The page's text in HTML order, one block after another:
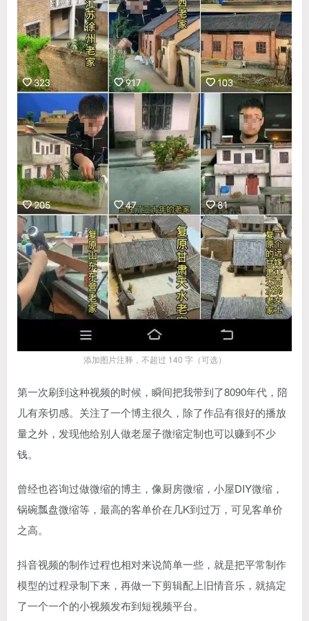
添加图片注释，不超过 140 字（可选）
第一次刷到这种视频的时候，瞬间把我带到了8090年代，陪
儿有亲切感。关注了一个博主很久，除了作品有很好的播放
量之外，发现他给别人做老屋子微缩定制也可以赚到不少
钱。
曾经也咨询过做微缩的博主，像厨房微缩，小屋DIY微缩，
锅碗瓢盘微缩等，最高的客单价在几K到过万，可见客单价
之高。
抖音视频的制作过程也相对来说简单一些，就是把平常制作
模型的过程录制下来，再做一下剪辑配上旧情音乐，就搞定
了一个一个的小视频发布到短视频平台。